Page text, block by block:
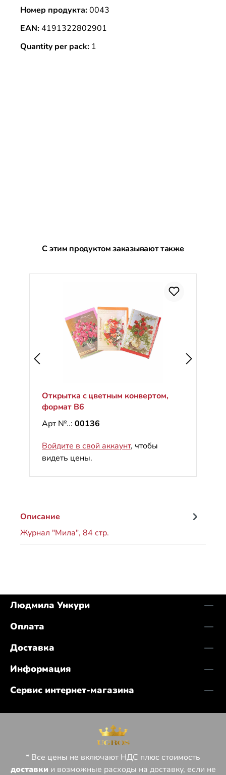
Номер продукта:0043
EAN:4191322802901
Quantity per pack: 1
Пропустить галерею продуктов
С этим продуктом заказывают также
Открытка с цветным конвертом,
формат B6
Арт №..: 00136
Войдите в свой аккаунт, чтобы
видеть цены.
Описание
Журнал "Мила", 84 стр.
Людмила Ункури
Оплата
Доставка
Информация
Сервис интернет-магазина
* Все цены не включают НДС плюс стоимость
доставки и возможные расходы на доставку, если не